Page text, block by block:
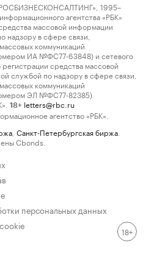
1995–
агентства «РБК»
массовой информации
надзору в сфере связи,
коммуникаций
ИА №ФС77-63848) и сетевого
регистрации средства массовой
службой по надзору в сфере связи,
коммуникаций
ЭЛ №ФС77-82385)
18+ letters@rbc.ru
агентство «РБК».
Санкт-Петербургская биржа
Cbonds.
персональных данных
18+